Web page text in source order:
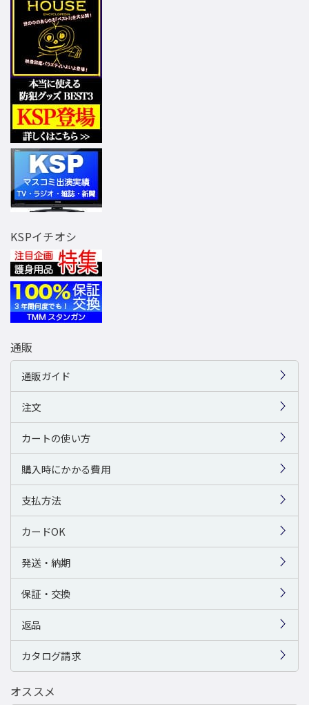
KSPイチオシ
通販
通販ガイド
注文
カートの使い方
購入時にかかる費用
支払方法
カードOK
発送・納期
保証・交換
返品
カタログ請求
オススメ